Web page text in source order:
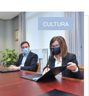
CULTURA